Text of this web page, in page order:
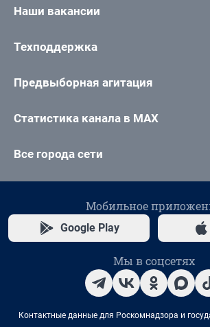
Наши вакансии
Техподдержка
Предвыборная агитация
Статистика канала в MAX
Все города сети
Мобильное
Google Play
Мы в соцсетях
Контактные данные для Роскомнадзора и